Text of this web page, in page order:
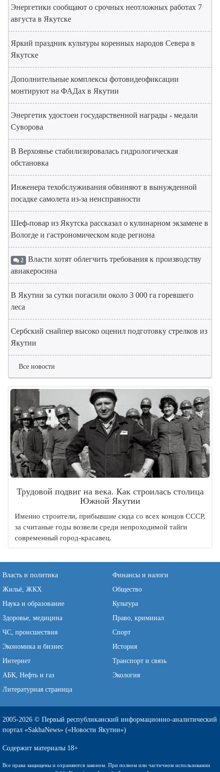
Энергетики сообщают о срочных неотложных работах 7
августа в Якутске
Яркий праздник культуры коренных народов Севера в
Якутске
Дополнительные комплексы фотовидеофиксации
монтируют на ФАДах в Якутии
Энергетик удостоен государственной награды - медали
Суворова
В Верхоянье стабилизировалась гидрологическая
обстановка
Инженера техобслуживания обвиняют в вынужденной
посадке самолета из-за неисправности
Шеф-повар из Якутска рассказал о кулинарном экзамене в
Вологде и гастрономическом коде региона
2 Власти хотят облегчить требования к производству
авиакеросина
В Якутии за сутки погасили около 3 000 га горевшего
леса
Сербский снайпер высоко оценил подготовку стрелков из
Якутии
Все новости
Трудовой подвиг на века. Как строилась столица
Южной Якутии
Именно строители, прибывшие сюда со всех концов СССР,
за считаные годы возвели среди непроходимой тайги
современный город-красавец.
Власть и политика
Финансы и налоги
Жильё, ЖКХ
Общество
Наука и образование
Культура
Здоровье, медицина
Право, криминал
ЧС, происшествия
Спорт
Экономика и бизнес
История
Интернет
Транспорт и связь
АБК, Нефть и газ
Экология
Литературная страница
2005-2026 © Первый республиканский информационно-аналитический
портал «SakhaNews» («Новости Якутии»)
Содержит материалы 18+
Все права защищены и охраняются законом. При полном или частичном использовании